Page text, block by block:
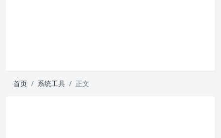
首页 系统工具 正文